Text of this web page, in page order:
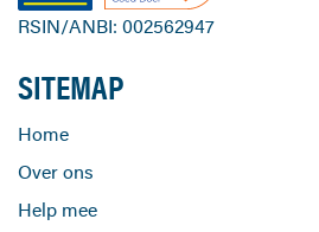
RSIN/ANBI: 002562947
SITEMAP
Home
Over ons
Help mee